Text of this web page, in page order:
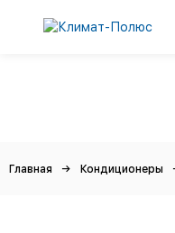
Главная Кондиционеры